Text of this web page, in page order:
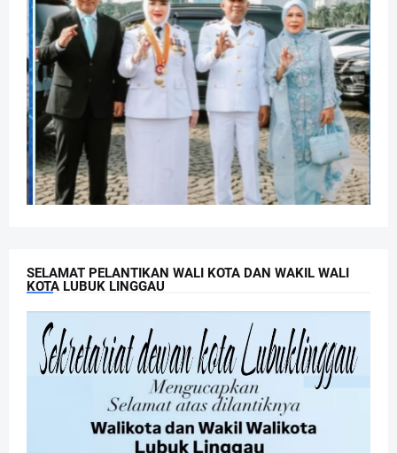
SELAMAT PELANTIKAN WALI KOTA DAN WAKIL WALI
KOTA LUBUK LINGGAU